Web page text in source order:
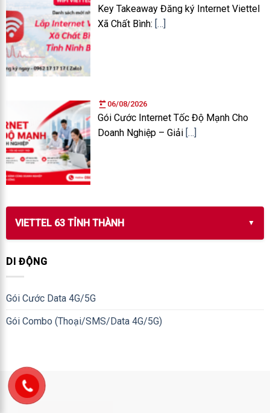
Key Takeaway Đăng ký Internet Viettel
Xã Chất Bình: […]
06/08/2026
Gói Cước Internet Tốc Độ Mạnh Cho
Doanh Nghiệp – Giải […]
VIETTEL 63 TỈNH THÀNH
DI ĐỘNG
Gói Cước Data 4G/5G
Gói Combo (Thoại/SMS/Data 4G/5G)